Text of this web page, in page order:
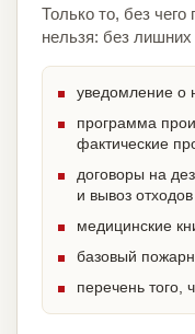
Только то, без чего
нельзя: без лишних
уведомление о
программа
фактические
договоры на
и вывоз отходов
медицинские
базовый
перечень того,